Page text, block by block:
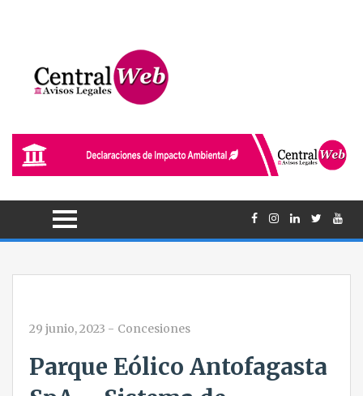
29 junio, 2023 - Concesiones
Parque Eólico Antofagasta